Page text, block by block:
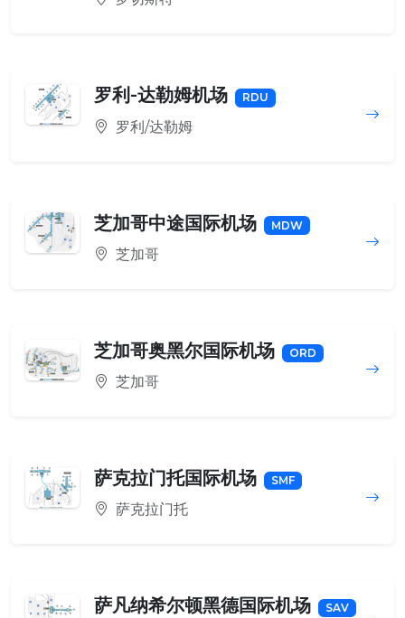
罗利-达勒姆机场 RDU
罗利/达勒姆
芝加哥中途国际机场 MDW
芝加哥
芝加哥奥黑尔国际机场 ORD
芝加哥
萨克拉门托国际机场 SMF
萨克拉门托
萨凡纳希尔顿黑德国际机场 SAV